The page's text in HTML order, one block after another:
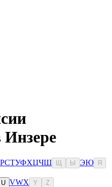
Инзере
РСТУФХЦЧШ Ы ЭЮ Я
U VWX Y Z